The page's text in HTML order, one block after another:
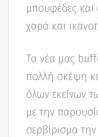
μπουφέδες
χαρά και
Τα νέα μας
πολλή σκέψη
όλων εκείνων
με την
σερβίρισμα